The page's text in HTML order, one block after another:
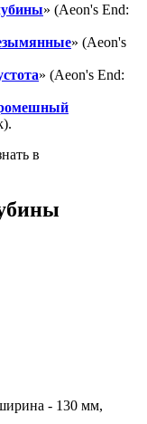
» (Aeon's End:
» (Aeon's
» (Aeon's End:
в
- 130 мм,